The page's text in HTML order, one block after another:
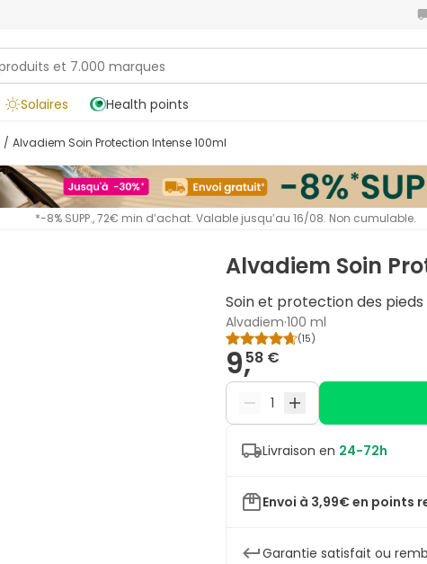
Solaires Health points
/ Alvadiem Soin Protection Intense 100ml
*-8% SUPP., 72€ min d’achat. Valable jusqu’au 16/08. Non cumulable.
Alvadiem Soin
Soin et protection des
Alvadiem·100 ml
(15)
9,58 €
Livraison en 24-72h
Envoi à 3,99€ en points
Garantie satisfait ou